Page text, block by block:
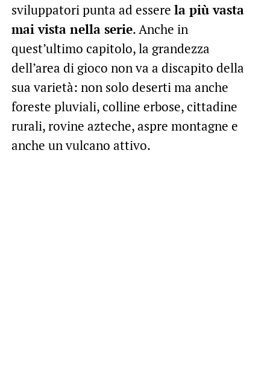
sviluppatori punta ad essere la più vasta
mai vista nella serie. Anche in
quest’ultimo capitolo, la grandezza
dell’area di gioco non va a discapito della
sua varietà: non solo deserti ma anche
foreste pluviali, colline erbose, cittadine
rurali, rovine azteche, aspre montagne e
anche un vulcano attivo.